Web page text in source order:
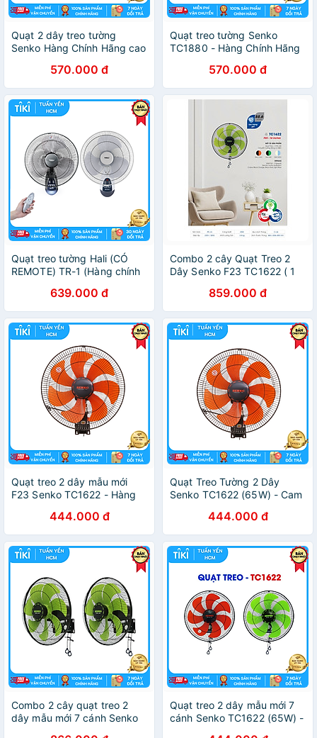
Quạt 2 dây treo tường
Senko Hàng Chính Hãng cao
570.000 đ
Quạt treo tường Senko
TC1880 - Hàng Chính Hãng
570.000 đ
Quạt treo tường Hali (CÓ
REMOTE) TR-1 (Hàng chính
639.000 đ
Combo 2 cây Quạt Treo 2
Dây Senko F23 TC1622 ( 1
nhiên - Hàng Chính Hãng
859.000 đ
Quạt treo 2 dây mẫu mới
F23 Senko TC1622 - Hàng
444.000 đ
Quạt Treo Tường 2 Dây
Senko TC1622 (65W) - Cam
444.000 đ
Combo 2 cây quạt treo 2
dây mẫu mới 7 cánh Senko
Quạt treo 2 dây mẫu mới 7
cánh Senko TC1622 (65W) -